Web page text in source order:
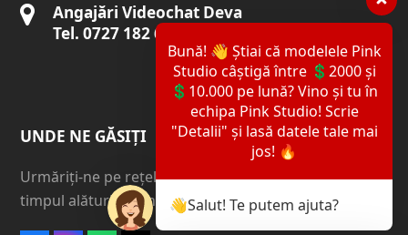
Angajări Videochat Deva
Tel. 0727 182 600
UNDE NE GĂSIȚI
Urmăriți-ne pe rețelele sociale importante. Vom fi tot
timpul alături de tine.
Bună! 👋 Știai că modelele Pink
Studio câștigă între 💲2000 și
💲10.000 pe lună? Vino și tu în
echipa Pink Studio! Scrie
"Detalii" și lasă datele tale mai
jos! 🔥
👋Salut! Te putem ajuta?